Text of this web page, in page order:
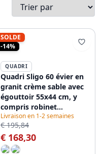
SOLDE
-14%
QUADRI
Quadri Sligo 60 évier en
granit crème sable avec
égouttoir 55x44 cm, y
compris robinet
1208967201
Livraison en 1-2 semaines
€ 195,84
€ 168,30